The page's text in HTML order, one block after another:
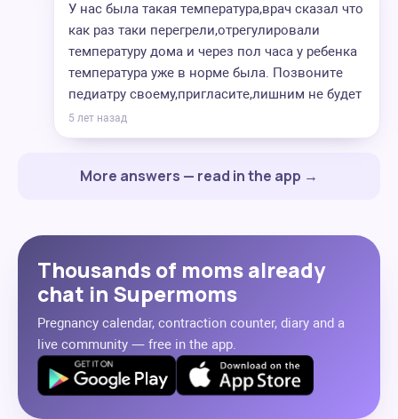
У нас была такая температура,врач сказал что
как раз таки перегрели,отрегулировали
температуру дома и через пол часа у ребенка
температура уже в норме была. Позвоните
педиатру своему,пригласите,лишним не будет
5 лет назад
More answers — read in the app →
Thousands of moms already
chat in Supermoms
Pregnancy calendar, contraction counter, diary and a
live community — free in the app.